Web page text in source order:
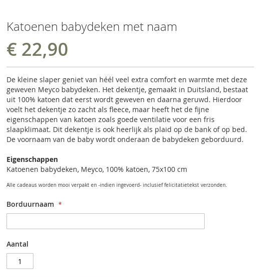
Katoenen babydeken met naam
€ 22,90
De kleine slaper geniet van héél veel extra comfort en warmte met deze
geweven Meyco babydeken. Het dekentje, gemaakt in Duitsland, bestaat
uit 100% katoen dat eerst wordt geweven en daarna geruwd. Hierdoor
voelt het dekentje zo zacht als fleece, maar heeft het de fijne
eigenschappen van katoen zoals goede ventilatie voor een fris
slaapklimaat. Dit dekentje is ook heerlijk als plaid op de bank of op bed.
De voornaam van de baby wordt onderaan de babydeken geborduurd.
Eigenschappen
Katoenen babydeken, Meyco, 100% katoen, 75x100 cm
Alle cadeaus worden mooi verpakt en -indien ingevoerd- inclusief felicitatietekst verzonden.
Borduurnaam
Aantal